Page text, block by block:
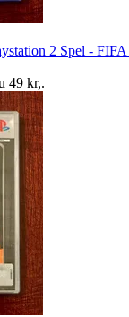
2 Spel - FIFA
49 kr,.